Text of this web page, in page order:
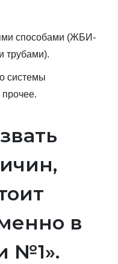
способами (ЖБИ-
трубами).
системы
в
№1».